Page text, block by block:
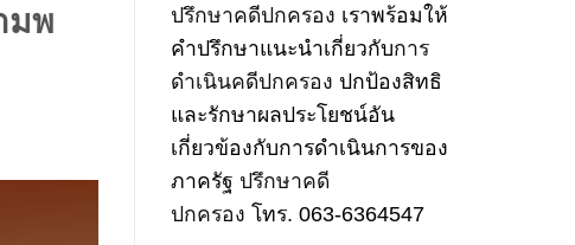
มพ
ปรึกษาคดีปกครอง เราพร้อมให้
คำปรึกษาแนะนำเกี่ยวกับการ
ดำเนินคดีปกครอง ปกป้องสิทธิ
และรักษาผลประโยชน์อัน
เกี่ยวข้องกับการดำเนินการของ
ภาครัฐ ปรึกษาคดี
ปกครอง โทร. 063-6364547